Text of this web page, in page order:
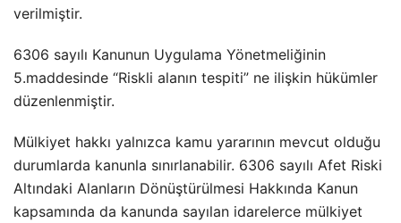
verilmiştir.
6306 sayılı Kanunun Uygulama Yönetmeliğinin
5.maddesinde “Riskli alanın tespiti” ne ilişkin hükümler
düzenlenmiştir.
Mülkiyet hakkı yalnızca kamu yararının mevcut olduğu
durumlarda kanunla sınırlanabilir. 6306 sayılı Afet Riski
Altındaki Alanların Dönüştürülmesi Hakkında Kanun
kapsamında da kanunda sayılan idarelerce mülkiyet